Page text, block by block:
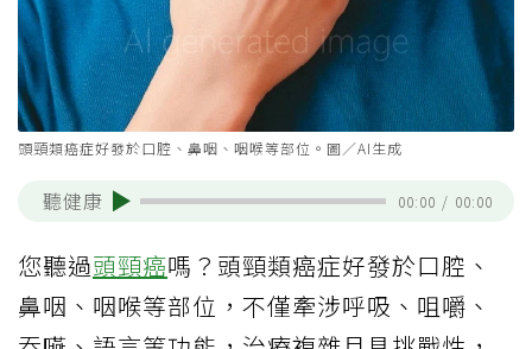
頭頸類癌症好發於口腔、鼻咽、咽喉等部位。圖／AI生成
聽健康 00:00 / 00:00
您聽過頭頸癌嗎？頭頸類癌症好發於口腔、
鼻咽、咽喉等部位，不僅牽涉呼吸、咀嚼、